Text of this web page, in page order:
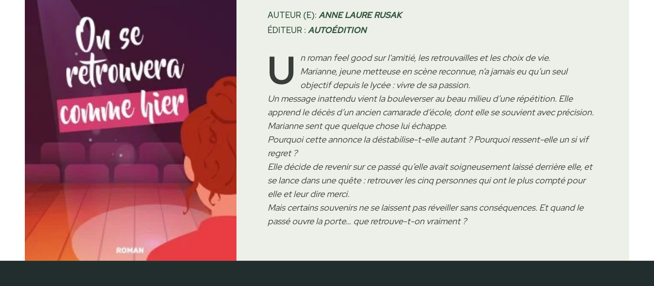
AUTEUR (E):ANNE LAURE RUSAK
ÉDITEUR :AUTOÉDITION
U
n roman feel good sur l'amitié, les retrouvailles et les choix de vie.
Marianne, jeune metteuse en scène reconnue, n’a jamais eu qu’un seul
objectif depuis le lycée : vivre de sa passion.
Un message inattendu vient la bouleverser au beau milieu d’une répétition. Elle
apprend le décès d’un ancien camarade d’école, dont elle se souvient avec précision.
Marianne sent que quelque chose lui échappe.
Pourquoi cette annonce la déstabilise-t-elle autant ? Pourquoi ressent-elle un si vif
regret ?
Elle décide de revenir sur ce passé qu’elle avait soigneusement laissé derrière elle, et
se lance dans une quête : retrouver les cinq personnes qui ont le plus compté pour
elle et leur dire merci.
Mais certains souvenirs ne se laissent pas réveiller sans conséquences. Et quand le
passé ouvre la porte… que retrouve-t-on vraiment ?